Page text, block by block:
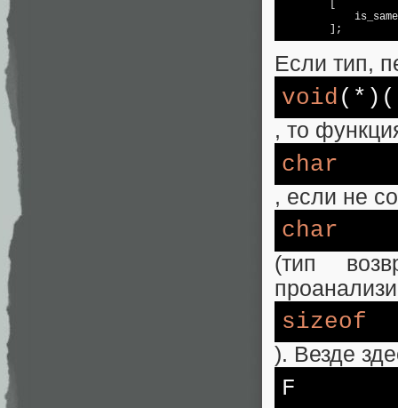
Если тип,
void
, то
char
, eсли не
char
(тип
sizeof
). Везде
F